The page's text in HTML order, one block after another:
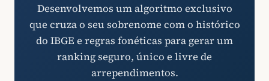
Desenvolvemos um algoritmo exclusivo
que cruza o seu sobrenome com o histórico
do IBGE e regras fonéticas para gerar um
ranking seguro, único e livre de
arrependimentos.